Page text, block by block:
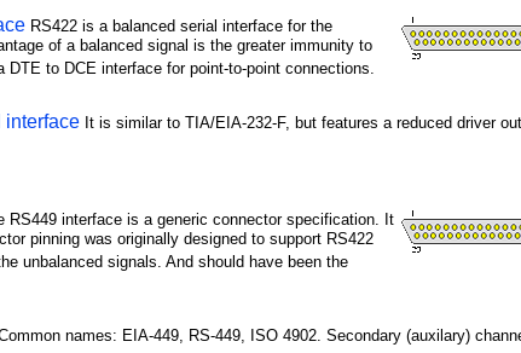
RS422 is a balanced serial interface for the
of a balanced signal is the greater immunity to
to DCE interface for point-to-point connections.
interface It is similar to TIA/EIA-232-F, but features a reduced driver
RS449 interface is a generic connector specification. It
pinning was originally designed to support RS422
unbalanced signals. And should have been the
names: EIA-449, RS-449, ISO 4902. Secondary (auxilary)